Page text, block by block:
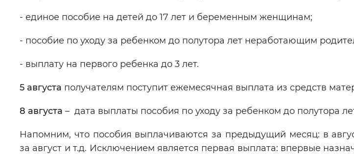
Звуковой ассистент
Вернуть стандартные настройки
- единое пособие на детей до 17 лет и беременным женщинам;
- пособие по уходу за ребенком до полутора лет неработающим
- выплату на первого ребенка до 3 лет.
5 августа получателям поступит ежемесячная выплата из средств
8 августа – дата выплаты пособия по уходу за ребенком до полутора
Напомним, что пособия выплачиваются за предыдущий месяц: в
за август и т.д. Исключением является первая выплата: впервые